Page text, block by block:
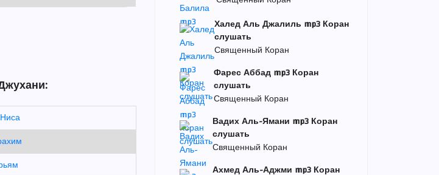
Халед Аль Джалиль mp3 Коран
слушать
Священный Коран
Фарес Аббад mp3 Коран
слушать
Священный Коран
Вадих Аль-Ямани mp3 Коран
слушать
Священный Коран
Ахмед Аль-Аджми mp3 Коран